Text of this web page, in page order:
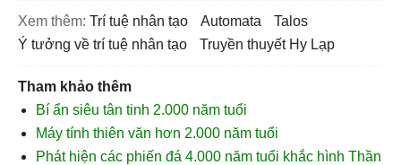
Xem thêm: trí tuệ nhân tạo automata
talos
ý tưởng về trí tuệ nhân tạo
truyền thuyết Hy Lạp
Tham khảo thêm
Bí ẩn siêu tân tinh 2.000 năm tuổi
Máy tính thiên văn hơn 2.000 năm tuổi
Phát hiện các phiến đá 4.000 năm tuổi khắc hình Thần